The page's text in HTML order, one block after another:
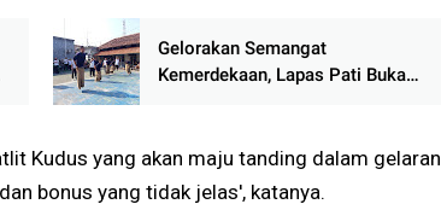
Gelorakan Semangat
Kemerdekaan, Lapas Pati Buka
Perlombaan
Kudus yang akan maju tanding dalam gelaran
bonus yang tidak jelas', katanya.